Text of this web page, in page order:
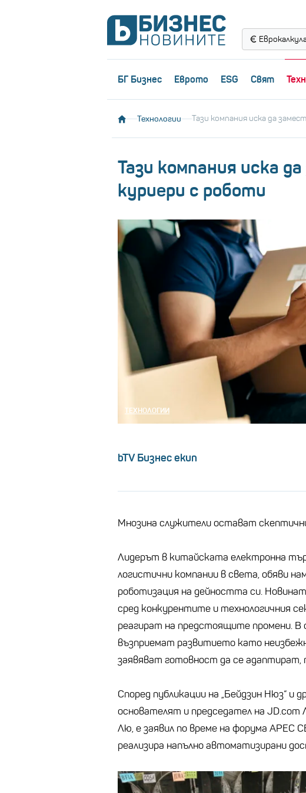
БГ Бизнес Еврото ESG Свят
Технологии Тази компания иска да
Тази компания иска
куриери с роботи
ТЕХНОЛОГИИ
bTV Бизнес екип
Мнозина служители остават
Лидерът в китайската електронна
логистични компании в света, обяви
роботизация на дейността си.
сред конкурентите и технологичния
реагират на предстоящите промени.
възприемат развитието като
заявяват готовност да се
Според публикации на „Бейдзин Нюз“ и
основателят и председател на
Лю, е заявил по време на форума APEC
реализира напълно автоматизирани